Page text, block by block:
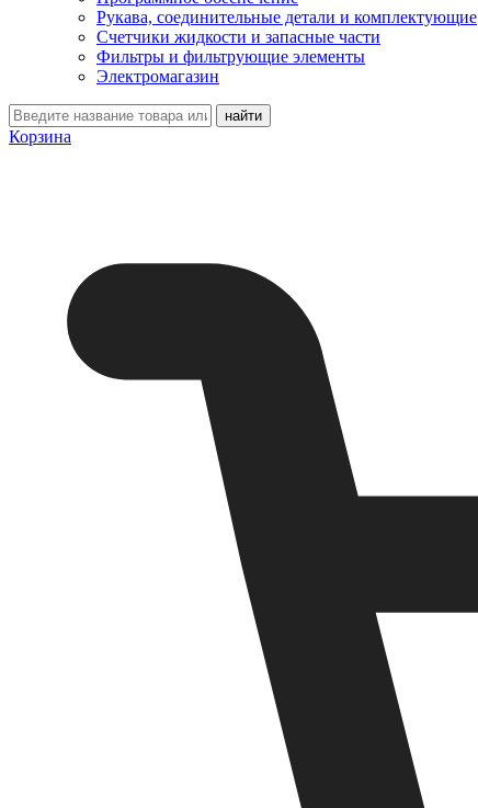
Рукава, соединительные детали и комплектующие
Счетчики жидкости и запасные части
Фильтры и фильтрующие элементы
Электромагазин
Корзина